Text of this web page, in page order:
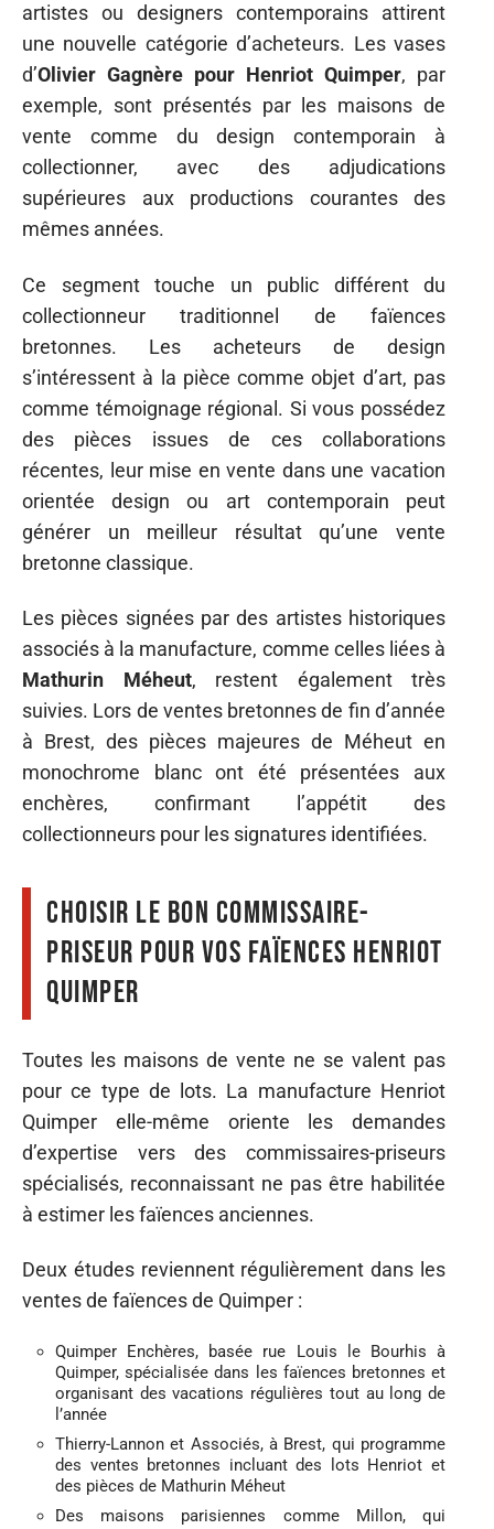
artistes ou designers contemporains attirent
une nouvelle catégorie d’acheteurs. Les vases
d’Olivier Gagnère pour Henriot Quimper, par
exemple, sont présentés par les maisons de
vente comme du design contemporain à
collectionner, avec des adjudications
supérieures aux productions courantes des
mêmes années.
Ce segment touche un public différent du
collectionneur traditionnel de faïences
bretonnes. Les acheteurs de design
s’intéressent à la pièce comme objet d’art, pas
comme témoignage régional. Si vous possédez
des pièces issues de ces collaborations
récentes, leur mise en vente dans une vacation
orientée design ou art contemporain peut
générer un meilleur résultat qu’une vente
bretonne classique.
Les pièces signées par des artistes historiques
associés à la manufacture, comme celles liées à
Mathurin Méheut, restent également très
suivies. Lors de ventes bretonnes de fin d’année
à Brest, des pièces majeures de Méheut en
monochrome blanc ont été présentées aux
enchères, confirmant l’appétit des
collectionneurs pour les signatures identifiées.
Choisir le bon commissaire-
priseur pour vos faïences Henriot
Quimper
Toutes les maisons de vente ne se valent pas
pour ce type de lots. La manufacture Henriot
Quimper elle-même oriente les demandes
d’expertise vers des commissaires-priseurs
spécialisés, reconnaissant ne pas être habilitée
à estimer les faïences anciennes.
Deux études reviennent régulièrement dans les
ventes de faïences de Quimper :
Quimper Enchères, basée rue Louis le Bourhis à
Quimper, spécialisée dans les faïences bretonnes et
organisant des vacations régulières tout au long de
l’année
Thierry-Lannon et Associés, à Brest, qui programme
des ventes bretonnes incluant des lots Henriot et
des pièces de Mathurin Méheut
Des maisons parisiennes comme Millon, qui